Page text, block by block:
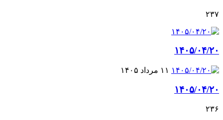
۲۳۷
۱۴۰۵/۰۴/۲۰
۱۱ مرداد ۱۴۰۵
۱۴۰۵/۰۴/۲۰
۲۳۶